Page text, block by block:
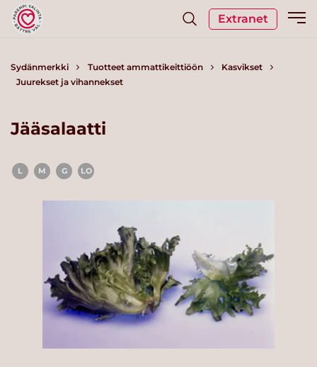
Extranet
Sydänmerkki Tuotteet ammattikeittiöön
Kasvikset
Juurekset ja vihannekset
Jääsalaatti
L M G LO